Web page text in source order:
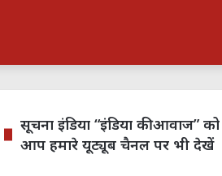
सूचना इंडिया “इंडिया की आवाज” को
आप हमारे यूट्यूब चैनल पर भी देखें